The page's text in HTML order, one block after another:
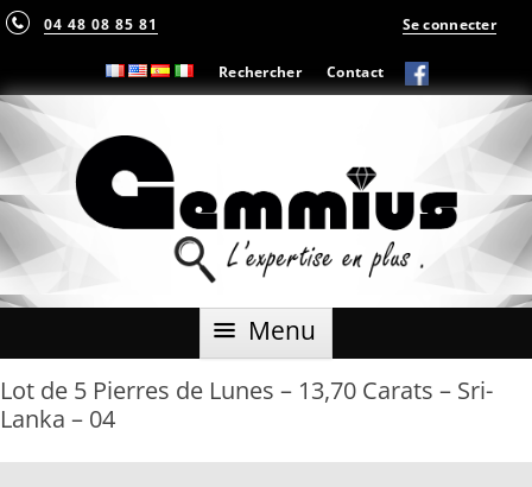
04 48 08 85 81
Rechercher Contact
Se connecter
Menu Aller
Lot de 5 Pierres de Lunes – 13,70 Carats – Sri-
Lanka – 04